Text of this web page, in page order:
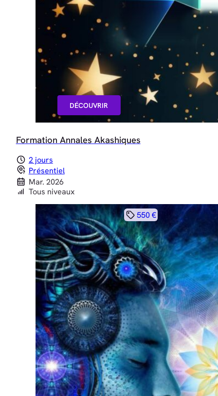
DÉCOUVRIR
Formation Annales Akashiques
2 jours
Présentiel
Mar. 2026
Tous niveaux
550 €